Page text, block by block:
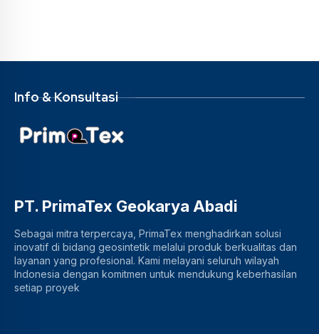
Info & Konsultasi
PT. PrimaTex Geokarya Abadi
Sebagai mitra terpercaya, PrimaTex menghadirkan solusi
inovatif di bidang geosintetik melalui produk berkualitas dan
layanan yang profesional. Kami melayani seluruh wilayah
Indonesia dengan komitmen untuk mendukung keberhasilan
setiap proyek